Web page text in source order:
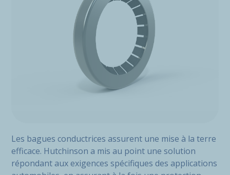
Les bagues conductrices assurent une mise à la terre
efficace. Hutchinson a mis au point une solution
répondant aux exigences spécifiques des applications